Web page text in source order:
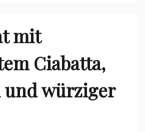
mit
Ciabatta,
und würziger